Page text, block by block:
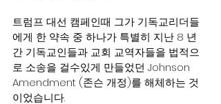
트럼프 대선 캠페인때 그가 기독교리더들
에게 한 약속 중 하나가 특별히 지난 8 년
간 기독교인들과 교회 교역자들을 법적으
로 소송을 걸수있게 만들었던 Johnson
Amendment (존슨 개정)를 해체하는 것
이었습니다.